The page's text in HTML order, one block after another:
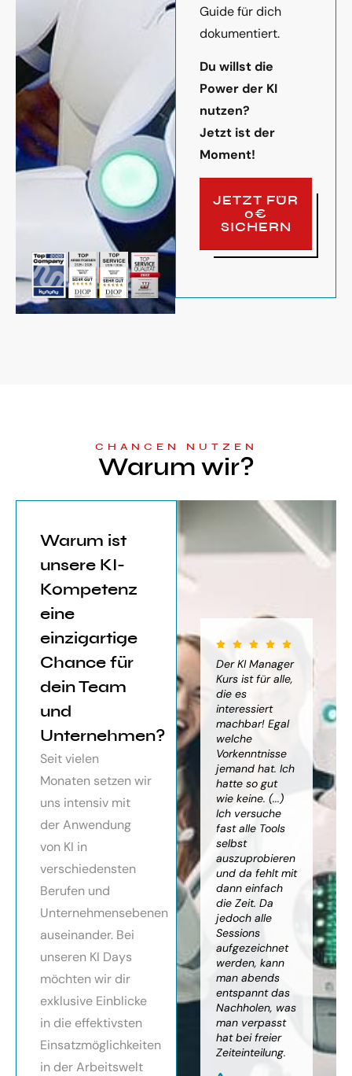
Guide für dich
dokumentiert.
Du willst die
Power der KI
nutzen?
Jetzt ist der
Moment!
JETZT FÜR
0€
SICHERN
CHANCEN NUTZEN
Warum wir?
Warum ist
unsere KI-
Kompetenz
eine
einzigartige
Chance für
dein Team
und
Unternehmen?
Seit vielen
Monaten setzen wir
uns intensiv mit
der Anwendung
von KI in
verschiedensten
Berufen und
Unternehmensebenen
auseinander. Bei
unseren KI Days
möchten wir dir
exklusive Einblicke
in die effektivsten
Einsatzmöglichkeiten
in der Arbeitswelt
von
sehr
die
von KI
von
Elisabeth
Der KI Manager
mich sehr
toller Überblick
über alles, was
mit kleinem
Ausblick.
Auf alle Fragen
teilweise
wurden für
Probleme noch
Anleitungen
bereitgestellt.
Monika
Vietz
Der KI Manager
Kurs ist für alle,
die es
interessiert
machbar! Egal
welche
Vorkenntnisse
jemand hat. Ich
hatte so gut
wie keine. (...)
Ich versuche
fast alle Tools
selbst
auszuprobieren
und da fehlt mit
dann einfach
die Zeit. Da
jedoch alle
Sessions
aufgezeichnet
werden, kann
man abends
entspannt das
Nachholen, was
man verpasst
hat bei freier
Zeiteinteilung.
zu